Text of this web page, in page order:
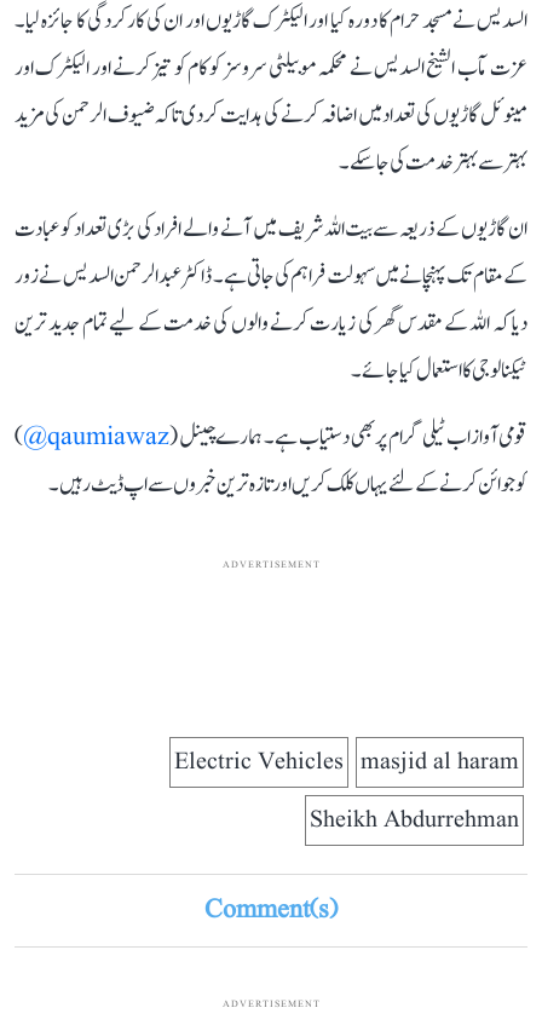
السدیس نے مسجد حرام کا دورہ کیا اور الیکٹرک گاڑیوں اور ان کی کارکردگی کا جائزہ لیا۔
عزت مآب الشیخ السدیس نے محکمہ موبیلٹی سروسز کو کام کو تیز کرنے اور الیکٹرک اور
مینوئل گاڑیوں کی تعداد میں اضافہ کرنے کی ہدایت کردی تاکہ ضیوف الرحمن کی مزید
بہتر سے بہتر خدمت کی جا سکے۔
ان گاڑیوں کے ذریعہ سے بیت اللہ شریف میں آنے والے افراد کی بڑی تعداد کو عبادت
کے مقام تک پہنچانے میں سہولت فراہم کی جاتی ہے۔ ڈاکٹر عبد الرحمن السدیس نے زور
دیا کہ اللہ کے مقدس گھر کی زیارت کرنے والوں کی خدمت کے لیے تمام جدید ترین
ٹیکنالوجی کا استعمال کیا جائے۔
قومی آواز اب ٹیلی گرام پر بھی دستیاب ہے۔ ہمارے چینل (qaumiawaz@
)
کو جوائن کرنے کے لئے یہاں کلک کریں اور تازہ ترین خبروں سے اپ ڈیٹ رہیں۔
ADVERTISEMENT
masjid al haram
Electric Vehicles
Sheikh Abdurrehman
Comment(s)
ADVERTISEMENT